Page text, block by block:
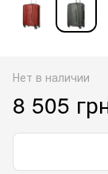
Нет в наличии
8 505